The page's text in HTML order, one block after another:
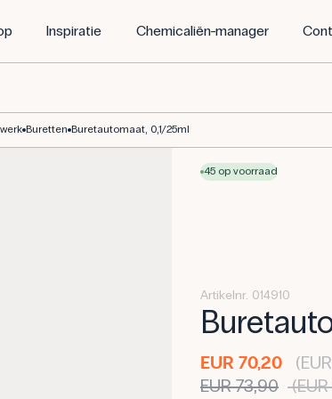
Inspiratie Chemicaliën-manager
Buretten Buretautomaat, 0,1/25ml
45 op voorraad
Artikelnr. 014910
EUR 70,20
EUR 73,90